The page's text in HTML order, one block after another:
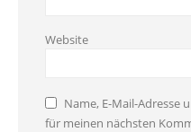
Website
Name, E-Mail-Adresse
für meinen nächsten